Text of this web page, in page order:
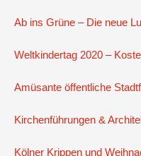
Ab ins Grüne – Die neue
Weltkindertag 2020 –
Amüsante öffentliche
Kirchenführungen &
Kölner Krippen und